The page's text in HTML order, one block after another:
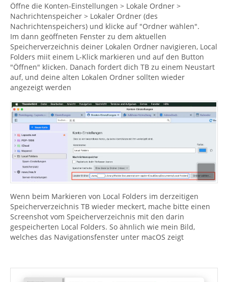
Öffne die Konten-Einstellungen > Lokale Ordner >
Nachrichtenspeicher > Lokaler Ordner (des
Nachrichtenspeichers) und klicke auf "Ordner wählen".
Im dann geöffneten Fenster zu dem aktuellen
Speicherverzeichnis deiner Lokalen Ordner navigieren, Local
Folders miit einem L-Klick markieren und auf den Button
"Öffnen" klicken. Danach fordert dich TB zu einem Neustart
auf, und deine alten Lokalen Ordner sollten wieder
angezeigt werden
Wenn beim Markieren von Local Folders im derzeitigen
Speicherverzeichnis TB wieder meckert, mache bitte einen
Screenshot vom Speicherverzeichnis mit den darin
gespeicherten Local Folders. So ähnlich wie mein Bild,
welches das Navigationsfenster unter macOS zeigt